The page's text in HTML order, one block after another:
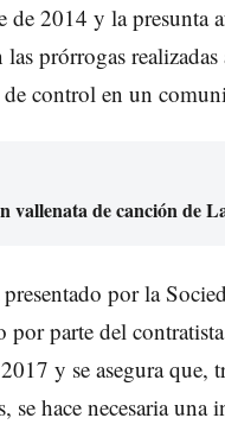
2014 y la presunta
prórrogas
control en un
vallenata de canción de
por la
parte del
y se asegura que,
hace necesaria una